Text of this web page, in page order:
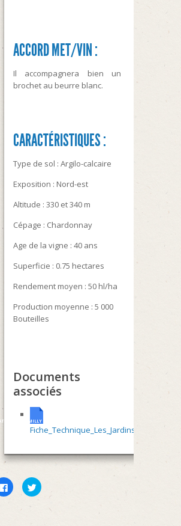
ACCORD MET/VIN :
Il accompagnera bien un
brochet au beurre blanc.
CARACTÉRISTIQUES :
Type de sol : Argilo-calcaire
Exposition : Nord-est
Altitude : 330 et 340 m
Cépage : Chardonnay
Age de la vigne : 40 ans
Superficie : 0.75 hectares
Rendement moyen : 50 hl/ha
Production moyenne : 5 000
Bouteilles
Documents
associés
Fiche_Technique_Les_Jardins
Cliquez
pour
partager
Facebook(ouvre
Cliquez
pour
partager
Twitter(ouvre